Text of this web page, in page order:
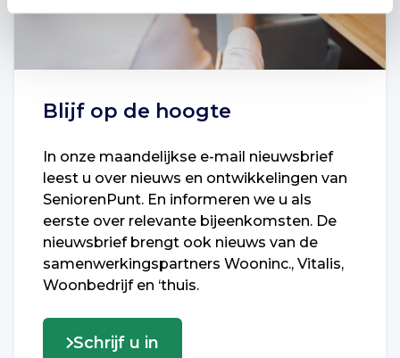
Blijf op de hoogte
In onze maandelijkse e-mail nieuwsbrief
leest u over nieuws en ontwikkelingen van
SeniorenPunt. En informeren we u als
eerste over relevante bijeenkomsten. De
nieuwsbrief brengt ook nieuws van de
samenwerkingspartners Wooninc., Vitalis,
Woonbedrijf en ‘thuis.
Schrijf u in